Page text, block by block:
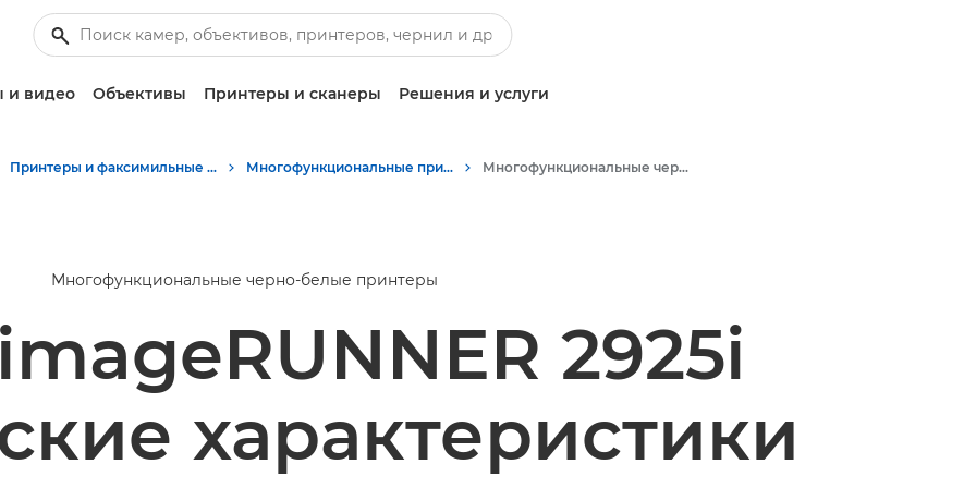
и видео Объективы Принтеры и сканеры Решения и услуги
Принтеры и факсимильные аппараты для бизнеса Многофункциональные принтеры - Принтеры «Все в одном» Многофункциональные черно-белые принтеры
Многофункциональные черно-белые принтеры
2925i
характеристики